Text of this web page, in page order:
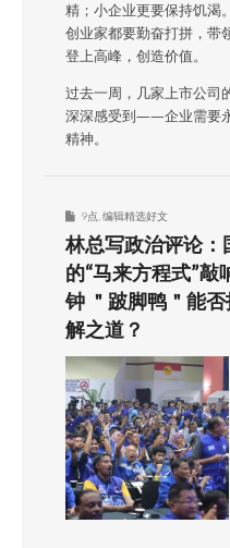
精；小企业更要保持饥渴
创业家都要勤奋打拼，带
登上高峰，创造价值。
过去一周，几家上市公司
深深感受到——企业需要
精神。
9点 编辑精选好文
林总写政治评论：
的“马来方程式”敲
钟 ＂跛脚鸭＂能
解之道？